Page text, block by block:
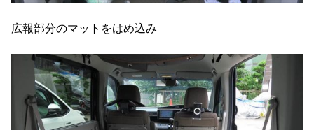
広報部分のマットをはめ込み